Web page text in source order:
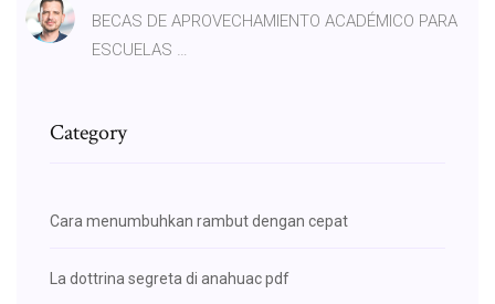
BECAS DE APROVECHAMIENTO ACADÉMICO PARA
ESCUELAS …
Category
Cara menumbuhkan rambut dengan cepat
La dottrina segreta di anahuac pdf